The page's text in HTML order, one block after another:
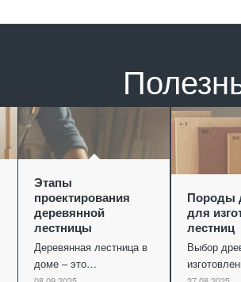
Этапы
проектирования
деревянной
лестницы
Деревянная лестница в
доме – это…
Породы
для
лестниц
Выбор